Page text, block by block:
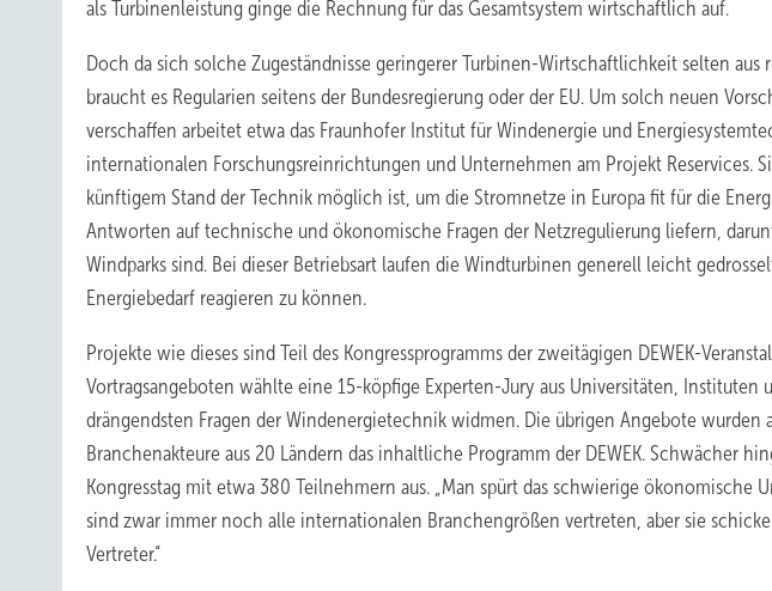
als Turbinenleistung ginge die Rechnung für das Gesamtsystem wirtschaftlich auf.
Doch da sich solche Zugeständnisse geringerer Turbinen-Wirtschaftlichkeit selten
braucht es Regularien seitens der Bundesregierung oder der EU. Um solch neuen
verschaffen arbeitet etwa das Fraunhofer Institut für Windenergie und
internationalen Forschungsreinrichtungen und Unternehmen am Projekt Reservices.
künftigem Stand der Technik möglich ist, um die Stromnetze in Europa fit für die
Antworten auf technische und ökonomische Fragen der Netzregulierung liefern,
Windparks sind. Bei dieser Betriebsart laufen die Windturbinen generell leicht
Energiebedarf reagieren zu können.
Projekte wie dieses sind Teil des Kongressprogramms der zweitägigen DEWEK-
Vortragsangeboten wählte eine 15-köpfige Experten-Jury aus Universitäten, Instituten
drängendsten Fragen der Windenergietechnik widmen. Die übrigen Angebote wurden
Branchenakteure aus 20 Ländern das inhaltliche Programm der DEWEK. Schwächer
Kongresstag mit etwa 380 Teilnehmern aus. „Man spürt das schwierige ökonomische
sind zwar immer noch alle internationalen Branchengrößen vertreten, aber sie
Vertreter.“